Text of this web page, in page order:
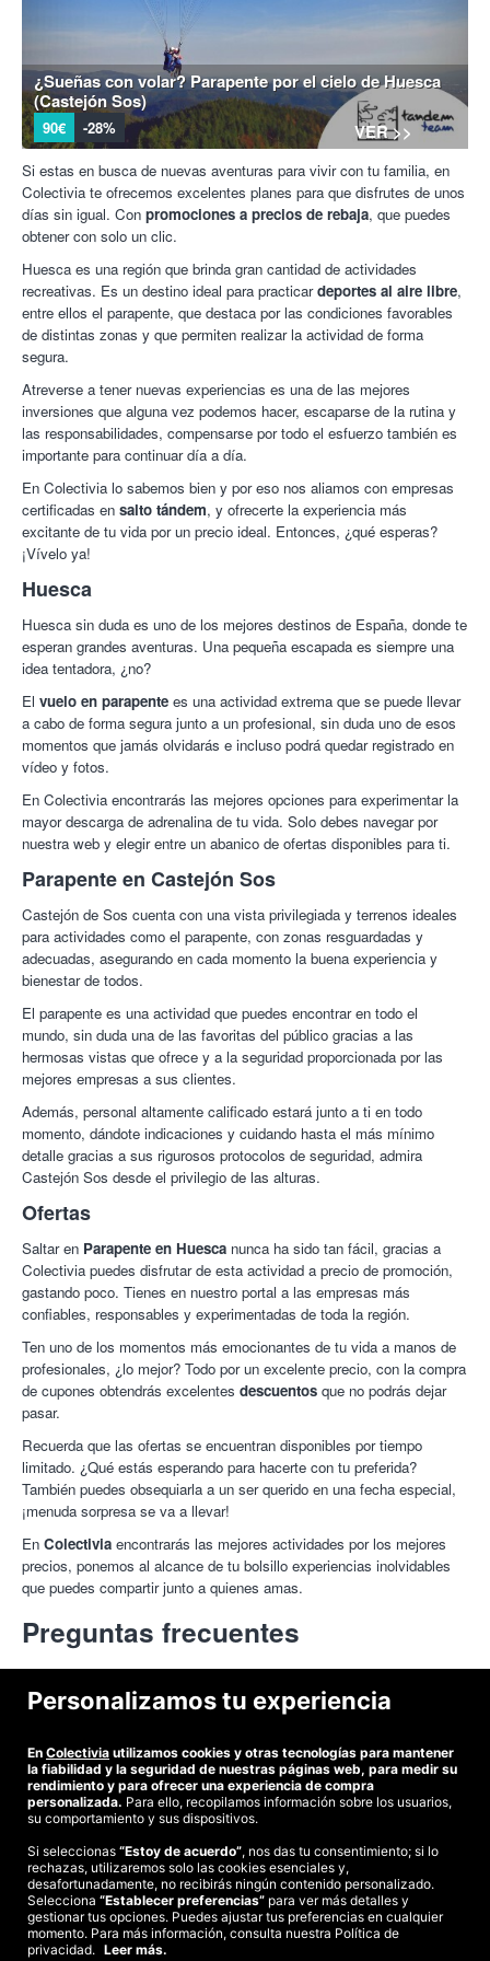
¿Sueñas con volar? Parapente por el cielo de Huesca
(Castejón Sos)
90€ -28% VER >>
Si estas en busca de nuevas aventuras para vivir con tu familia, en
Colectivia te ofrecemos excelentes planes para que disfrutes de unos
días sin igual. Con promociones a precios de rebaja, que puedes
obtener con solo un clic.
Huesca es una región que brinda gran cantidad de actividades
recreativas. Es un destino ideal para practicardeportes al aire libre,
entre ellos el parapente, que destaca por las condiciones favorables
de distintas zonas y que permiten realizar la actividad de forma
segura.
Atreverse a tener nuevas experiencias es una de las mejores
inversiones que alguna vez podemos hacer, escaparse de la rutina y
las responsabilidades, compensarse por todo el esfuerzo también es
importante para continuar día a día.
En Colectivia lo sabemos bien y por eso nos aliamos con empresas
certificadas en salto tándem, y ofrecerte la experiencia más
excitante de tu vida por un precio ideal. Entonces, ¿qué esperas?
¡Vívelo ya!
Huesca
Huesca sin duda es uno de los mejores destinos de España, donde te
esperan grandes aventuras. Una pequeña escapada es siempre una
idea tentadora, ¿no?
El vuelo en parapente es una actividad extrema que se puede llevar
a cabo de forma segura junto a un profesional, sin duda uno de esos
momentos que jamás olvidarás e incluso podrá quedar registrado en
vídeo y fotos.
En Colectivia encontrarás las mejores opciones para experimentar la
mayor descarga de adrenalina de tu vida. Solo debes navegar por
nuestra web y elegir entre un abanico de ofertas disponibles para ti.
Parapente en Castejón Sos
Castejón de Sos cuenta con una vista privilegiada y terrenos ideales
para actividades como el parapente, con zonas resguardadas y
adecuadas, asegurando en cada momento la buena experiencia y
bienestar de todos.
El parapente es una actividad que puedes encontrar en todo el
mundo, sin duda una de las favoritas del público gracias a las
hermosas vistas que ofrece y a la seguridad proporcionada por las
mejores empresas a sus clientes.
Además, personal altamente calificado estará junto a ti en todo
momento, dándote indicaciones y cuidando hasta el más mínimo
detalle gracias a sus rigurosos protocolos de seguridad, admira
Castejón Sos desde el privilegio de las alturas.
Ofertas
Saltar en Parapente en Huesca nunca ha sido tan fácil, gracias a
Colectivia puedes disfrutar de esta actividad a precio de promoción,
gastando poco. Tienes en nuestro portal a las empresas más
confiables, responsables y experimentadas de toda la región.
Ten uno de los momentos más emocionantes de tu vida a manos de
profesionales, ¿lo mejor? Todo por un excelente precio, con la compra
de cupones obtendrás excelentes descuentos que no podrás dejar
pasar.
Recuerda que las ofertas se encuentran disponibles por tiempo
limitado. ¿Qué estás esperando para hacerte con tu preferida?
También puedes obsequiarla a un ser querido en una fecha especial,
¡menuda sorpresa se va a llevar!
En Colectivia encontrarás las mejores actividades por los mejores
precios, ponemos al alcance de tu bolsillo experiencias inolvidables
que puedes compartir junto a quienes amas.
Preguntas frecuentes
¿Por qué volar en parapente en Huesca?
más divertidas, además de contar con un excelente protocolo de
seguridad, en La Huesca te encontrarás a manos de profesionales y
una vista privilegiada.
¿Dónde conseguir descuentos para parapente en Huesca?
Conseguirdescuentos para parapente en Huesca
es muy sencillo, en
las ofertas y seleccionar el de tu preferencia, con la compra de
cupones conseguirás descuentos.
©2026 Colectivia
Términos y condiciones|Política de privacidad|Política de cookies
Estudio turismo de verano 2020
Personalizamos tu experiencia
En Colectivia utilizamos cookies y otras tecnologías para mantener
la fiabilidad y la seguridad de nuestras páginas web, para medir su
rendimiento y para ofrecer una experiencia de compra
personalizada. Para ello, recopilamos información sobre los usuarios,
su comportamiento y sus dispositivos.
Si seleccionas “Estoy de acuerdo”, nos das tu consentimiento; si lo
rechazas, utilizaremos solo las cookies esenciales y,
desafortunadamente, no recibirás ningún contenido personalizado.
Selecciona “Establecer preferencias” para ver más detalles y
gestionar tus opciones. Puedes ajustar tus preferencias en cualquier
momento. Para más información, consulta nuestra Política de
privacidad. Leer más.